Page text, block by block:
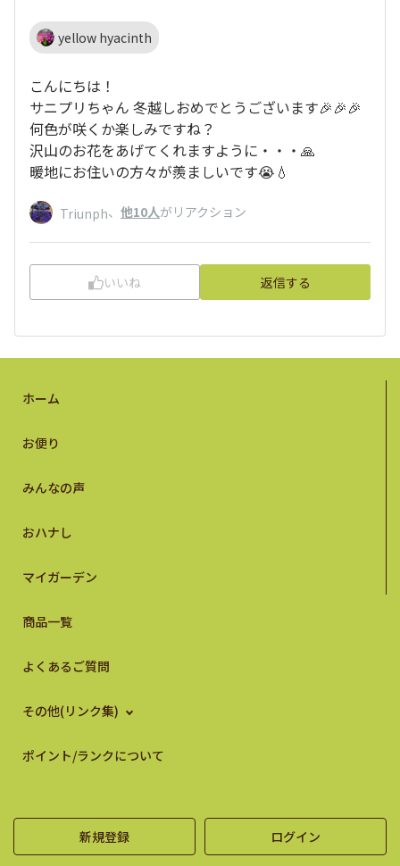
yellow hyacinth
こんにちは！
サニプリちゃん 冬越しおめでとうございます🎉🎉🎉
何色が咲くか楽しみですね？
沢山のお花をあげてくれますように・・・🙏
暖地にお住いの方々が羨ましいです😭💧
Triunph、 他10人がリアクション
いいね 返信する
ホーム
お便り
みんなの声
おハナし
マイガーデン
商品一覧
よくあるご質問
その他(リンク集)
ポイント/ランクについて
新規登録 ログイン